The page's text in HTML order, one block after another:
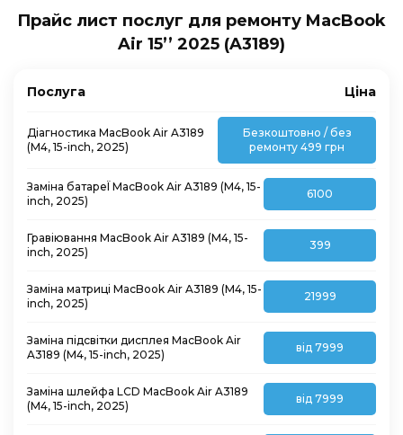
Прайс лист послуг для ремонту MacBook
Air 15’’ 2025 (A3189)
Послуга Ціна
Діагностика MacBook Air A3189
(M4, 15-inch, 2025)
Безкоштовно / без
ремонту 499 грн
Заміна батареЇ MacBook Air A3189 (M4, 15-
inch, 2025)
6100
Гравіювання MacBook Air A3189 (M4, 15-
inch, 2025)
399
Заміна матриці MacBook Air A3189 (M4, 15-
inch, 2025)
21999
Заміна підсвітки дисплея MacBook Air
A3189 (M4, 15-inch, 2025)
від 7999
Заміна шлейфа LCD MacBook Air A3189
(M4, 15-inch, 2025)
від 7999